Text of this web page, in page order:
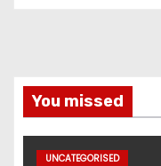
You missed
UNCATEGORISED